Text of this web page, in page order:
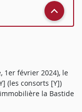
1er février 2024), le
(les consorts [Y])
la Bastide